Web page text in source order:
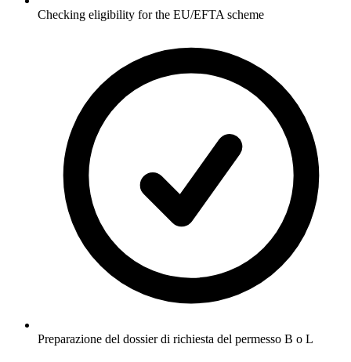
Checking eligibility for the EU/EFTA scheme
Preparazione del dossier di richiesta del permesso B o L